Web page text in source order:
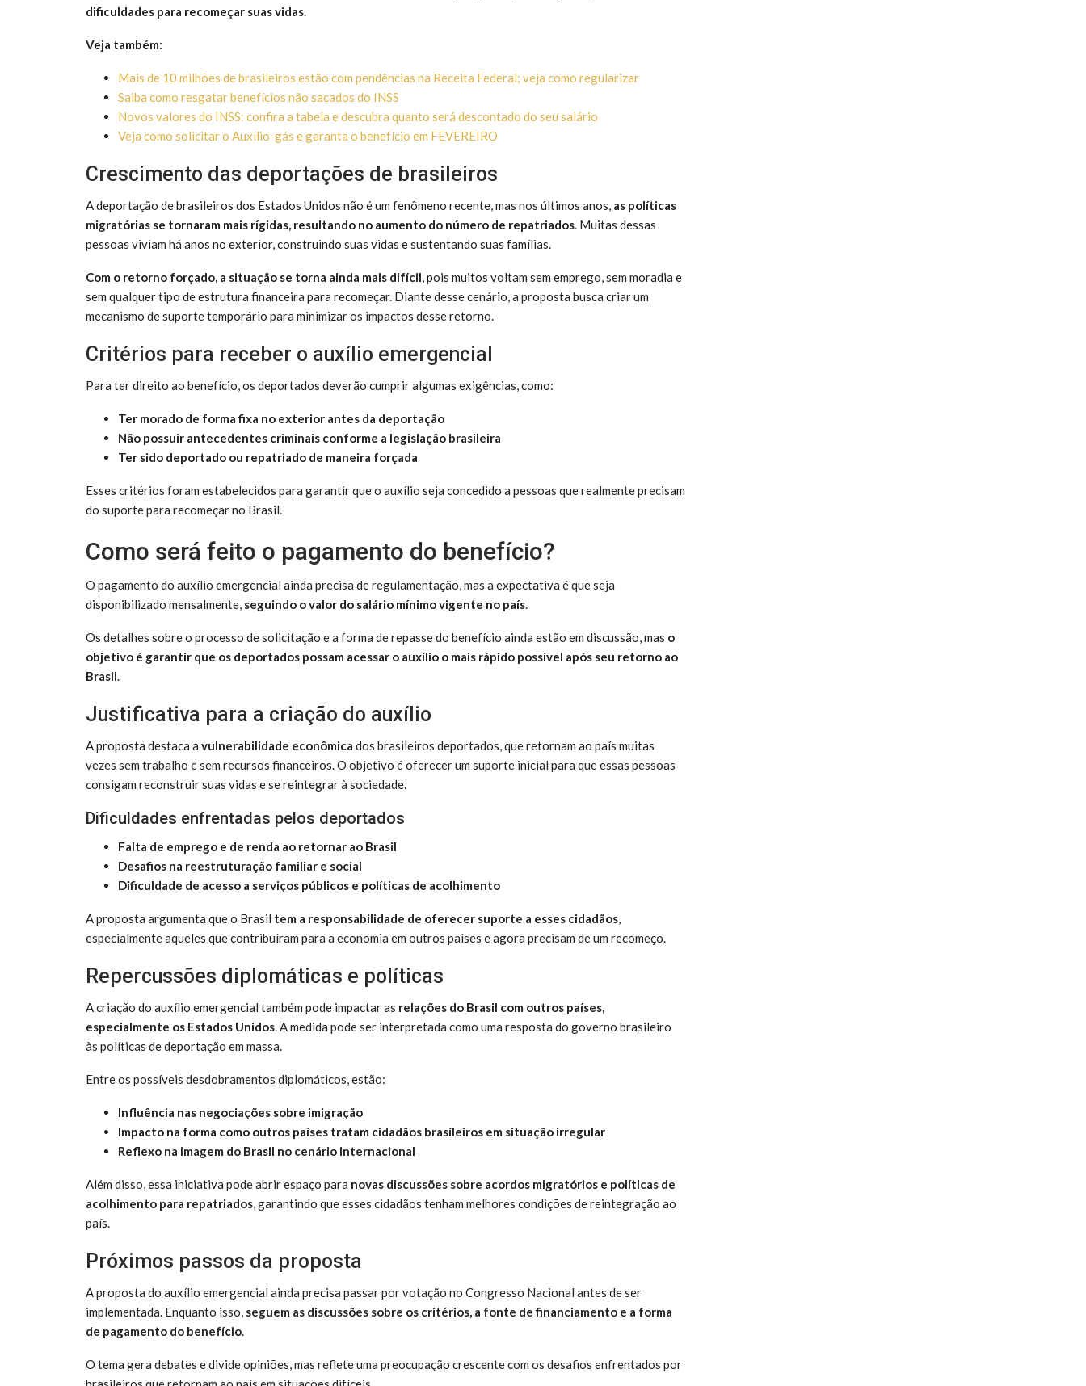
dificuldades para recomeçar suas vidas.
Veja também:
Mais de 10 milhões de brasileiros estão com pendências na Receita Federal; veja como regularizar
Saiba como resgatar benefícios não sacados do INSS
Novos valores do INSS: confira a tabela e descubra quanto será descontado do seu salário
Veja como solicitar o Auxílio-gás e garanta o benefício em FEVEREIRO
Crescimento das deportações de brasileiros
A deportação de brasileiros dos Estados Unidos não é um fenômeno recente, mas nos últimos anos, as políticas
migratórias se tornaram mais rígidas, resultando no aumento do número de repatriados. Muitas dessas
pessoas viviam há anos no exterior, construindo suas vidas e sustentando suas famílias.
Com o retorno forçado, a situação se torna ainda mais difícil, pois muitos voltam sem emprego, sem moradia e
sem qualquer tipo de estrutura financeira para recomeçar. Diante desse cenário, a proposta busca criar um
mecanismo de suporte temporário para minimizar os impactos desse retorno.
Critérios para receber o auxílio emergencial
Para ter direito ao benefício, os deportados deverão cumprir algumas exigências, como:
Ter morado de forma fixa no exterior antes da deportação
Não possuir antecedentes criminais conforme a legislação brasileira
Ter sido deportado ou repatriado de maneira forçada
Esses critérios foram estabelecidos para garantir que o auxílio seja concedido a pessoas que realmente precisam
do suporte para recomeçar no Brasil.
Como será feito o pagamento do benefício?
O pagamento do auxílio emergencial ainda precisa de regulamentação, mas a expectativa é que seja
disponibilizado mensalmente, seguindo o valor do salário mínimo vigente no país.
Os detalhes sobre o processo de solicitação e a forma de repasse do benefício ainda estão em discussão, mas o
objetivo é garantir que os deportados possam acessar o auxílio o mais rápido possível após seu retorno ao
Brasil.
Justificativa para a criação do auxílio
A proposta destaca a vulnerabilidade econômica dos brasileiros deportados, que retornam ao país muitas
vezes sem trabalho e sem recursos financeiros. O objetivo é oferecer um suporte inicial para que essas pessoas
consigam reconstruir suas vidas e se reintegrar à sociedade.
Dificuldades enfrentadas pelos deportados
Falta de emprego e de renda ao retornar ao Brasil
Desafios na reestruturação familiar e social
Dificuldade de acesso a serviços públicos e políticas de acolhimento
A proposta argumenta que o Brasil tem a responsabilidade de oferecer suporte a esses cidadãos,
especialmente aqueles que contribuíram para a economia em outros países e agora precisam de um recomeço.
Repercussões diplomáticas e políticas
A criação do auxílio emergencial também pode impactar as relações do Brasil com outros países,
especialmente os Estados Unidos. A medida pode ser interpretada como uma resposta do governo brasileiro
às políticas de deportação em massa.
Entre os possíveis desdobramentos diplomáticos, estão:
Influência nas negociações sobre imigração
Impacto na forma como outros países tratam cidadãos brasileiros em situação irregular
Reflexo na imagem do Brasil no cenário internacional
Além disso, essa iniciativa pode abrir espaço para novas discussões sobre acordos migratórios e políticas de
acolhimento para repatriados, garantindo que esses cidadãos tenham melhores condições de reintegração ao
país.
Próximos passos da proposta
A proposta do auxílio emergencial ainda precisa passar por votação no Congresso Nacional antes de ser
implementada. Enquanto isso, seguem as discussões sobre os critérios, a fonte de financiamento e a forma
de pagamento do benefício.
O tema gera debates e divide opiniões, mas reflete uma preocupação crescente com os desafios enfrentados por